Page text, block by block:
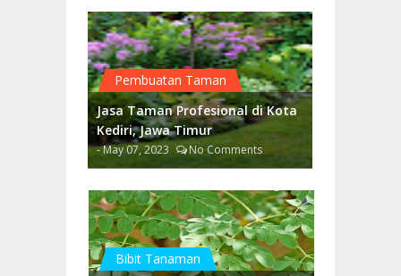
Pembuatan Taman
Jasa Taman Profesional di Kota
Kediri, Jawa Timur
- May 07, 2023 No Comments
Bibit Tanaman